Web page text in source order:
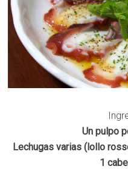
Un pulpo
Lechugas varias (lollo
1